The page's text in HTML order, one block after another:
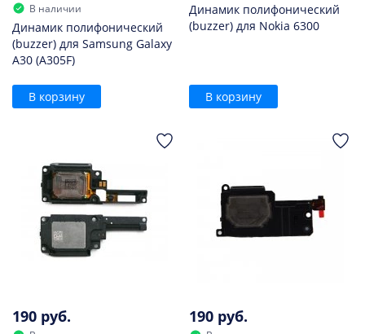
В наличии
Динамик полифонический
(buzzer) для Samsung Galaxy
A30 (A305F)
В корзину
Динамик полифонический
(buzzer) для Nokia 6300
В корзину
190 руб. 190 руб.